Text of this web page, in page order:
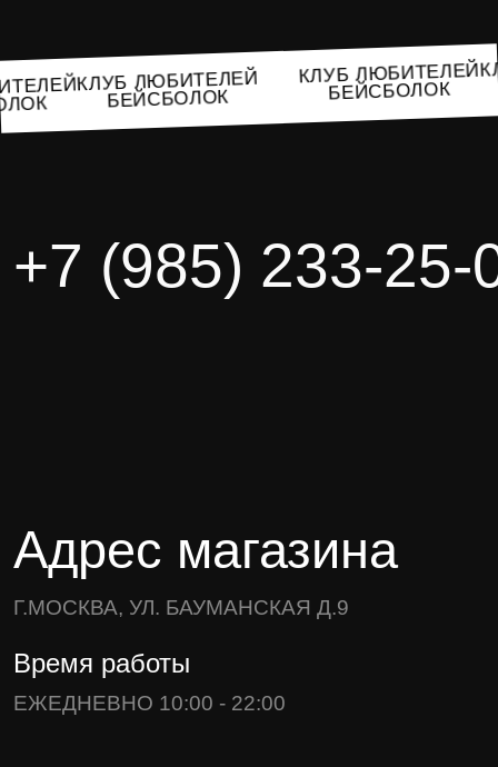
КЛУБ ЛЮБИТЕЛЕЙ
БЕЙСБОЛОК
КЛУБ
БЕЙСБОЛОК
+7 (985) 233-25-
Адрес магазина
Г.МОСКВА, УЛ. БАУМАНСКАЯ Д.9
Время работы
ЕЖЕДНЕВНО 10:00 - 22:00